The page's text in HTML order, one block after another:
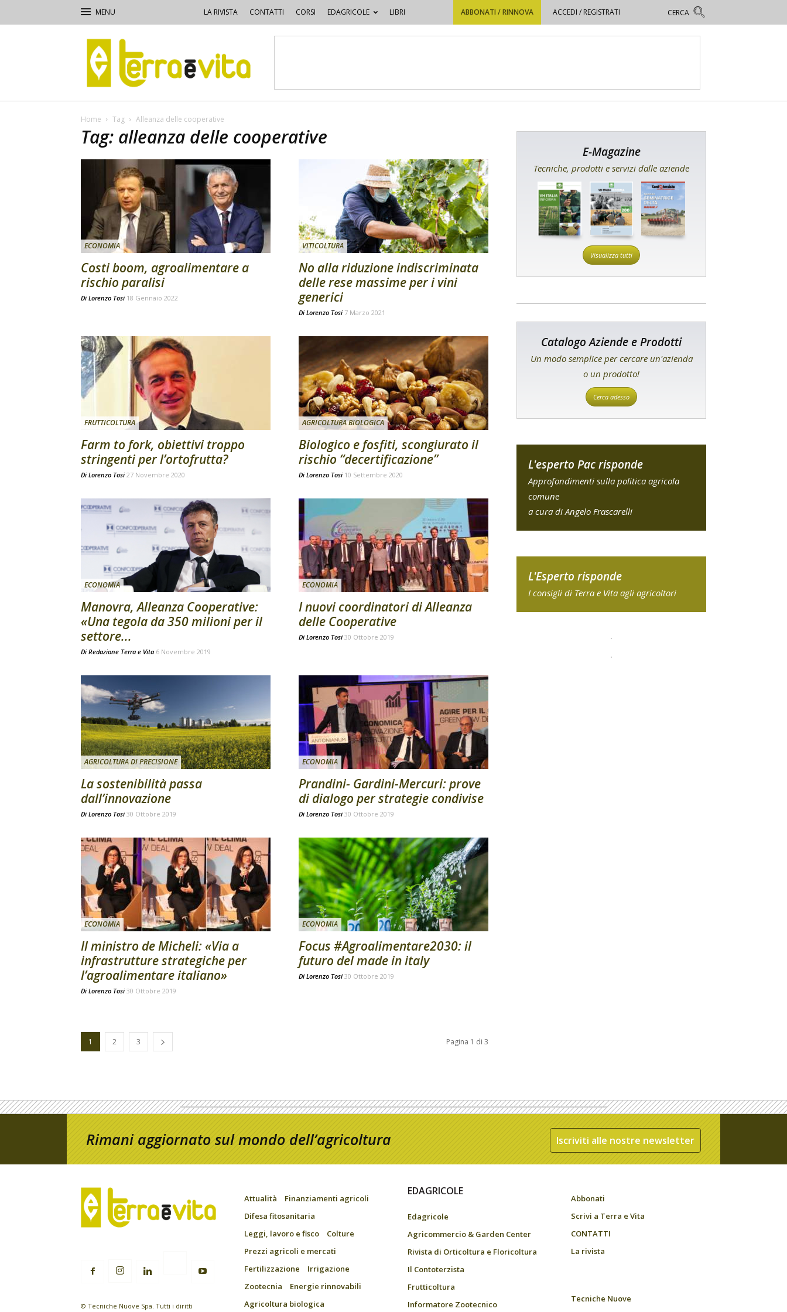
LA RIVISTA CONTATTI CORSI EDAGRICOLE LIBRI ABBONATI / RINNOVA ACCEDI / REGISTRATI
Terra
e
Vita
Home Tag Alleanza delle cooperative
Tag: alleanza delle cooperative
ECONOMIA
Costi boom, agroalimentare a
rischio paralisi
Di Lorenzo Tosi 18 Gennaio 2022
VITICOLTURA
No alla riduzione indiscriminata
delle rese massime per i vini
generici
Di Lorenzo Tosi 7 Marzo 2021
FRUTTICOLTURA
Farm to fork, obiettivi troppo
stringenti per l’ortofrutta?
Di Lorenzo Tosi 27 Novembre 2020
AGRICOLTURA BIOLOGICA
Biologico e fosfiti, scongiurato il
rischio “decertificazione”
Di Lorenzo Tosi 10 Settembre 2020
ECONOMIA
Manovra, Alleanza Cooperative:
«Una tegola da 350 milioni per il
settore...
Di Redazione Terra e Vita 6 Novembre 2019
ECONOMIA
I nuovi coordinatori di Alleanza
delle Cooperative
Di Lorenzo Tosi 30 Ottobre 2019
AGRICOLTURA DI PRECISIONE
La sostenibilità passa
dall’innovazione
Di Lorenzo Tosi 30 Ottobre 2019
ECONOMIA
Prandini- Gardini-Mercuri: prove
di dialogo per strategie condivise
Di Lorenzo Tosi 30 Ottobre 2019
ECONOMIA
Il ministro de Micheli: «Via a
infrastrutture strategiche per
l’agroalimentare italiano»
Di Lorenzo Tosi 30 Ottobre 2019
ECONOMIA
Focus #Agroalimentare2030: il
futuro del made in italy
Di Lorenzo Tosi 30 Ottobre 2019
1 2 3 Pagina 1 di 3
E-Magazine
Tecniche, prodotti e servizi dalle aziende
Visualizza tutti
Catalogo Aziende e Prodotti
Un modo semplice per cercare un'azienda
o un prodotto!
Cerca adesso
L'esperto Pac risponde
Approfondimenti sulla politica agricola
comune
a cura di Angelo Frascarelli
L'Esperto risponde
I consigli di Terra e Vita agli agricoltori
Rimani aggiornato sul mondo dell’agricoltura Iscriviti alle nostre newsletter
© Tecniche Nuove Spa. Tutti i diritti
Attualità
Finanziamenti agricoli
Difesa fitosanitaria
Leggi, lavoro e fisco
Colture
Prezzi agricoli e mercati
Fertilizzazione
Irrigazione
Zootecnia
Energie rinnovabili
Agricoltura biologica
EDAGRICOLE
Edagricole
Agricommercio & Garden Center
Rivista di Orticoltura e Floricoltura
Il Contoterzista
Frutticoltura
Informatore Zootecnico
Abbonati
Scrivi a Terra e Vita
CONTATTI
La rivista
Tecniche Nuove